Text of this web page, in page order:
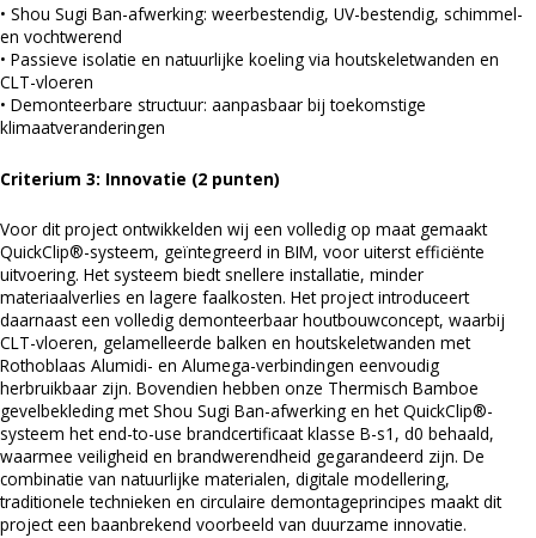
• Shou Sugi Ban-afwerking: weerbestendig, UV-bestendig, schimmel-
en vochtwerend
• Passieve isolatie en natuurlijke koeling via houtskeletwanden en
CLT-vloeren
• Demonteerbare structuur: aanpasbaar bij toekomstige
klimaatveranderingen
Criterium 3: Innovatie (2 punten)
Voor dit project ontwikkelden wij een volledig op maat gemaakt
QuickClip®-systeem, geïntegreerd in BIM, voor uiterst efficiënte
uitvoering. Het systeem biedt snellere installatie, minder
materiaalverlies en lagere faalkosten. Het project introduceert
daarnaast een volledig demonteerbaar houtbouwconcept, waarbij
CLT-vloeren, gelamelleerde balken en houtskeletwanden met
Rothoblaas Alumidi- en Alumega-verbindingen eenvoudig
herbruikbaar zijn. Bovendien hebben onze Thermisch Bamboe
gevelbekleding met Shou Sugi Ban-afwerking en het QuickClip®-
systeem het end-to-use brandcertificaat klasse B-s1, d0 behaald,
waarmee veiligheid en brandwerendheid gegarandeerd zijn. De
combinatie van natuurlijke materialen, digitale modellering,
traditionele technieken en circulaire demontageprincipes maakt dit
project een baanbrekend voorbeeld van duurzame innovatie.